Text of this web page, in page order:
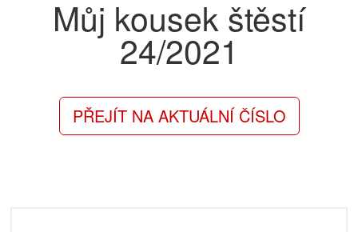
Můj kousek štěstí
24/2021
PŘEJÍT NA AKTUÁLNÍ ČÍSLO